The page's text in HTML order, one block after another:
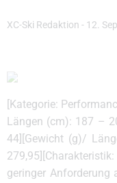
XC-Ski Redaktion - 12.
[Kategorie:
Längen (cm): 187 –
44][Gewicht (g)/
geringer